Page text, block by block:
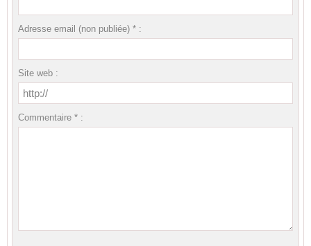
Adresse email (non publiée) * :
Site web :
Commentaire * :